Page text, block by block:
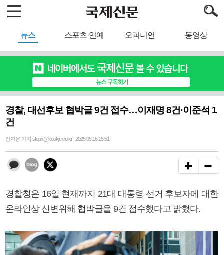
뉴스 스포츠·연예 오피니언 동영상
경찰, 대선후보 협박글 9건 접수…이재명 8건·이준석 1
건
정지윤 기자 stopx@kookje.co.kr | 2025.05.16 15:51
경찰청은 16일 현재까지 21대 대통령 선거 후보자에 대한
온라인상 신변위해 협박글을 9건 접수했다고 밝혔다.